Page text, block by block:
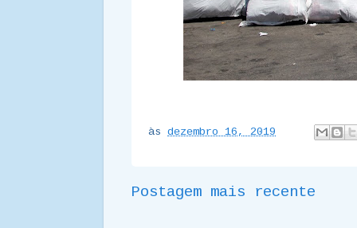
às dezembro 16, 2019
Postagem mais recente